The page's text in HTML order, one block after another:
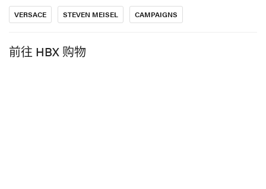
VERSACE STEVEN MEISEL CAMPAIGNS
前往 HBX 购物